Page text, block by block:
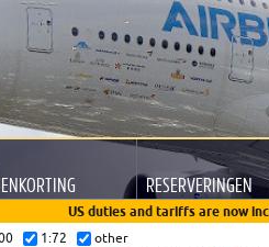
KORTING RESERVERINGEN
US duties and tariffs are now
1:72 other